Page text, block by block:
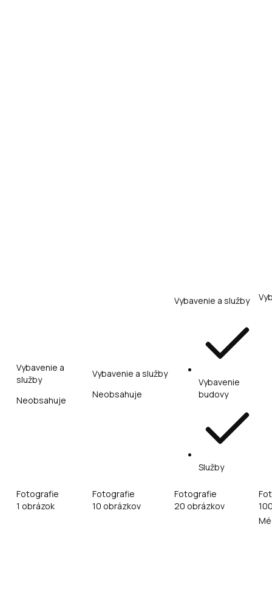
Vybavenie a
služby
Neobsahuje
Vybavenie a služby
Neobsahuje
Vybavenie a služby
Vybavenie
budovy
Služby
Fotografie
1 obrázok
Fotografie
10 obrázkov
Fotografie
20 obrázkov